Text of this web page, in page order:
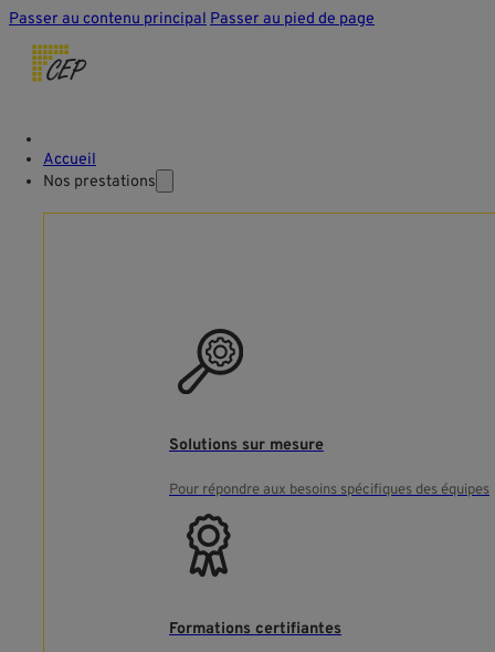
Passer au contenu principal Passer au pied de page
Accueil
Nos prestations
Solutions sur mesure
Pour répondre aux besoins spécifiques des équipes
Formations certifiantes